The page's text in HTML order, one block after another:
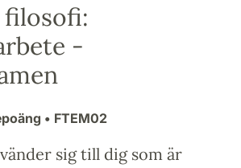
-
• FTEM02
sig till dig som är